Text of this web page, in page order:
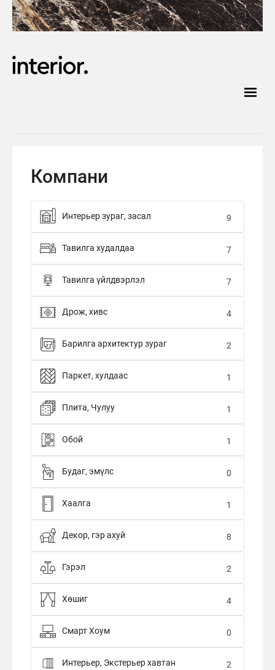
Компани
9
Интерьер зураг, засал
7
Тавилга худалдаа
7
Тавилга үйлдвэрлэл
4
Дрож, хивс
2
Барилга архитектур зураг
1
Паркет, хулдаас
1
Плита, Чулуу
1
Обой
0
Будаг, эмүлс
1
Хаалга
8
Декор, гэр ахуй
2
Гэрэл
4
Хөшиг
0
Смарт Хоум
2
Интерьер, Экстерьер хавтан